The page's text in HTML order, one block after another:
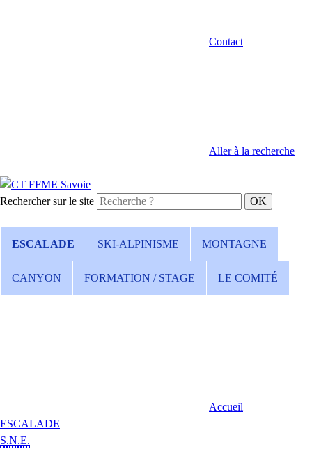
Contact
Aller à la recherche
Rechercher sur le site
ESCALADE SKI-ALPINISME MONTAGNE
CANYON FORMATION / STAGE LE COMITÉ
Accueil
ESCALADE
S.N.E.